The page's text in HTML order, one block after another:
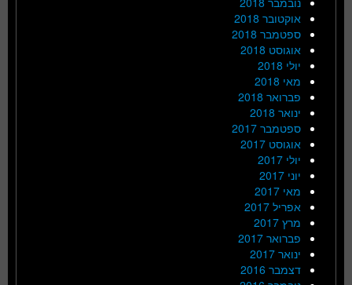
אוקטובר 2018
ספטמבר 2018
אוגוסט 2018
יולי 2018
מאי 2018
פברואר 2018
ינואר 2018
ספטמבר 2017
אוגוסט 2017
יולי 2017
יוני 2017
מאי 2017
אפריל 2017
מרץ 2017
פברואר 2017
ינואר 2017
דצמבר 2016